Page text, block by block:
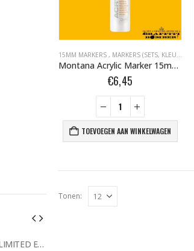
15MM MARKERS , MARKERS (SETS, KLEUR, EMPTY)
Montana Acrylic Marker 15mm S2000 Orange Light 323140
€6,45
TOEVOEGEN AAN WINKELWAGEN
Tonen:
BLACK ARTIST LIMITED EDITION 29 BLK 6170 Bond Truluv 400ml 107254 NIEUW OP = OP